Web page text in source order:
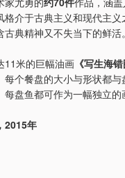
格介于古典主义和现代主
典精神又不失当下的鲜活。
11米的巨幅油画 《写生海错
个餐盘的大小与形状都
盘鱼都可作为一幅独立的
2015年